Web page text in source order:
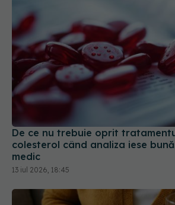
De ce nu trebuie oprit
colesterol când analiza iese
medic
13 iul 2026, 18:45